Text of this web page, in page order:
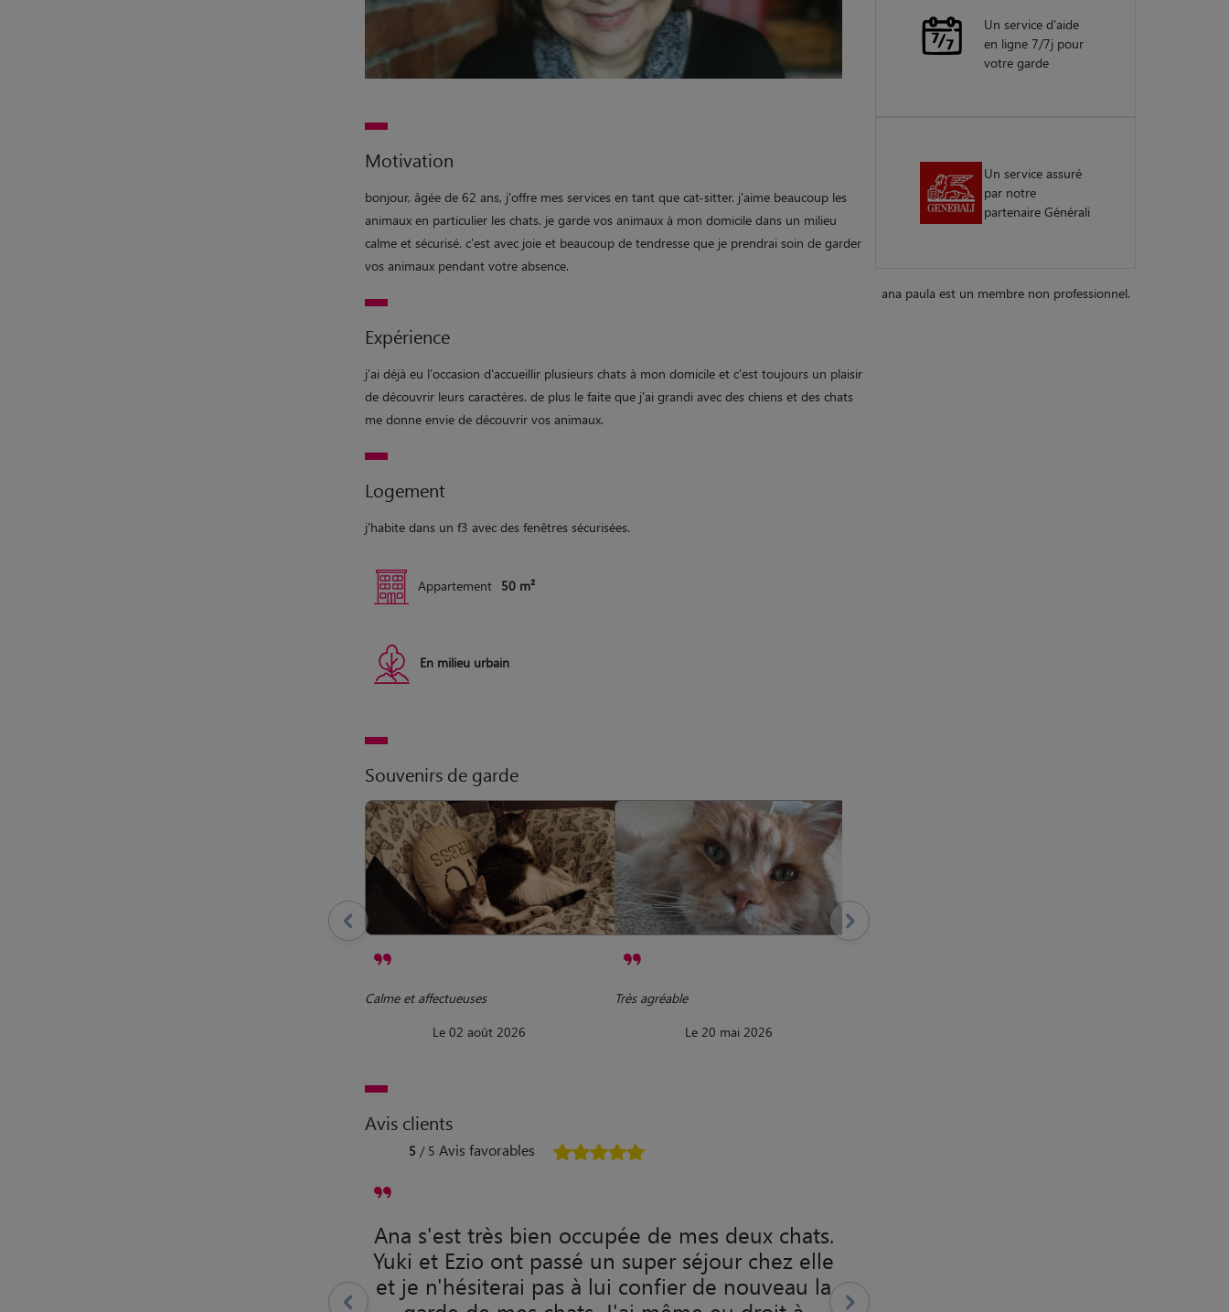
Motivation
bonjour, âgée de 62 ans, j'offre mes services en tant que cat-sitter. j'aime beaucoup les
animaux en particulier les chats. je garde vos animaux à mon domicile dans un milieu
calme et sécurisé. c'est avec joie et beaucoup de tendresse que je prendrai soin de garder
vos animaux pendant votre absence.
Expérience
j'ai déjà eu l'occasion d'accueillir plusieurs chats à mon domicile et c'est toujours un plaisir
de découvrir leurs caractères. de plus le faite que j'ai grandi avec des chiens et des chats
me donne envie de découvrir vos animaux.
Logement
j'habite dans un f3 avec des fenêtres sécurisées.
Appartement 50 m²
En milieu urbain
Souvenirs de garde
Calme et affectueuses
Le 02 août 2026
Très agréable
Le 20 mai 2026
Avis clients
5 / 5 Avis favorables
Ana s'est très bien occupée de mes deux chats.
Yuki et Ezio ont passé un super séjour chez elle
et je n'hésiterai pas à lui confier de nouveau la
Un service d'aide
en ligne 7/7j pour
votre garde
Un service assuré
par notre
partenaire Générali
ana paula est un membre non professionnel.